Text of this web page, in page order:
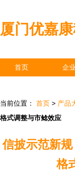
厦门优嘉
首页 企
当前位置： 首页 > 产品
格式调整与市鲶效应
信披示范新
格